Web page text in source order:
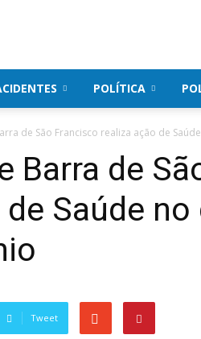
POLÍTICA
de São Francisco realiza ação de
Barra de
de Saúde
Tweet